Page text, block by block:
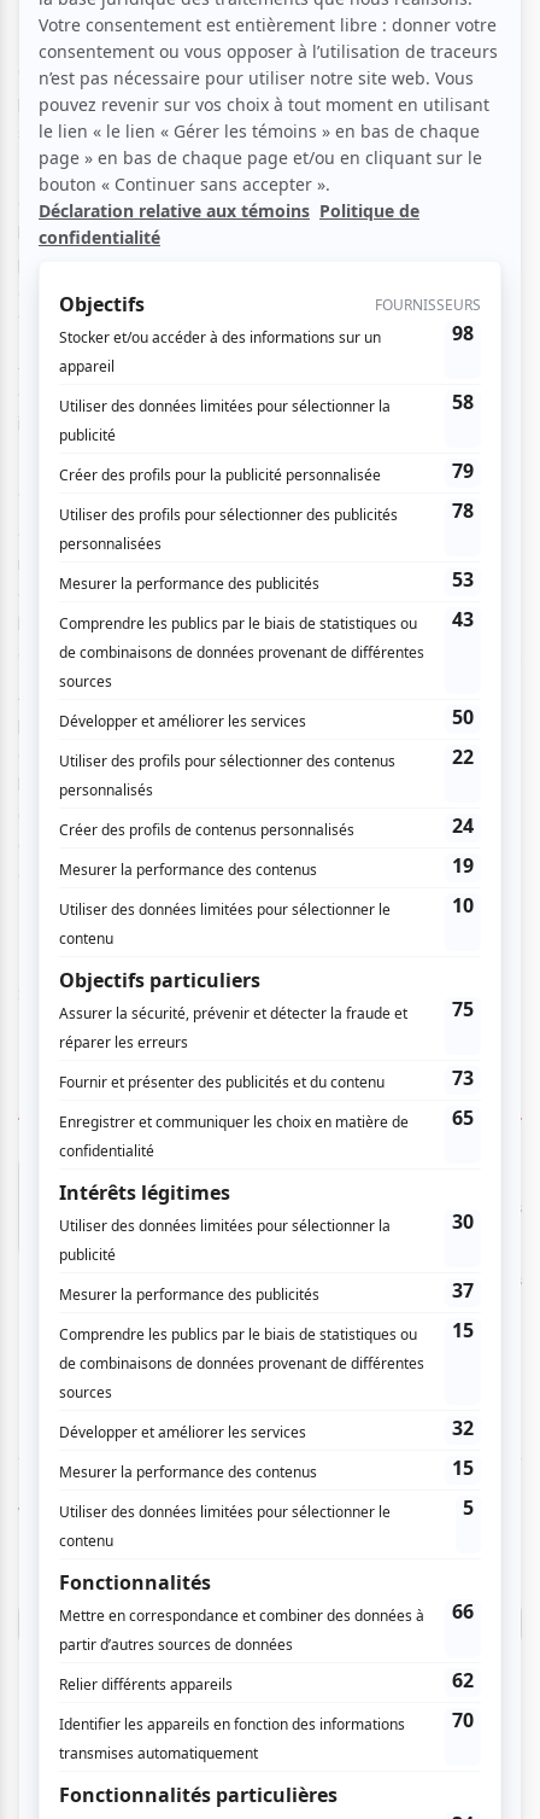
Codes d’accès clôt sa saison 2025-2026 avec un
programme d’œuvres qui se penchent sur différentes
sortes de traces.
Dominique Lafortune s’inspire de la gestuelle propre à la
calligraphie japonaise pour la composition de sa pièce,
basées sur des œuvres de la calligraphe Wada Fumi. Le
œuvres de Menelaos Peistikos, Andrián Pertout, Yukiko
Watanabe et Keitaro Sawada.
Alexandra Gorlin-Crenshaw présente une pièce pour piano
intergénérationnelle émotive, psychologique et physique.
Noé Petit Bohnert recrée à la clarinette les chants des
« Plastic Cinders » est une composition multidisciplinaire qui
expérience immersive abordant les questions urgentes de
la pollution plastique et les concepts de consommation
quotidienne de plastique, de déchets et de microplastiques.
À la fin de chaque concert, les discussions post-spectacle
permettent aux spectateur[trice]s de poser leurs questions
aux artistes. Ceci permet au public de mieux comprendre
les œuvres présentées et les démarches artistiques des
artistes programmé[e]s dans une perspective d’échange,
de partage et de démocratisation des œuvres musicales
contemporaines.
Site Web
1 COMMENTAIRE DE MEMBRE
Des compositions originales de jeunes bourré.es
de talent inspirées de thématiques très
démarches et de travail et échangent volontiers
avec le public. Vivement la prochaine saison de
la salle Joseph-Rouleau.
Vous devez être connecté pour
Connectez-vous ici.